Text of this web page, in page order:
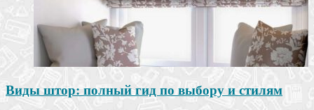
Виды штор: полный гид по выбору и стилям